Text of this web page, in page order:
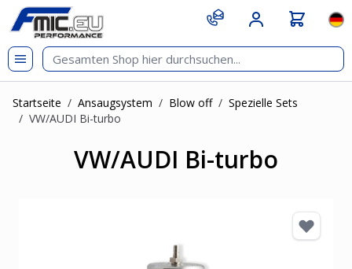
Zum Inhalt springen
git s
Startseite / Ansaugsystem / Blow off / Spezielle Sets
/ VW/AUDI Bi-turbo
VW/AUDI Bi-turbo